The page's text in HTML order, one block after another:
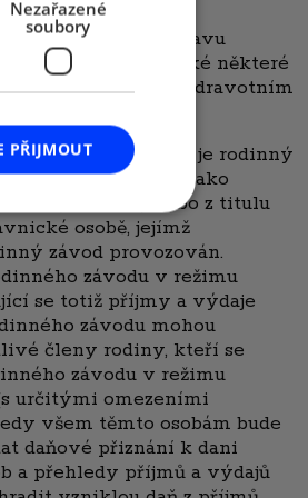
či nevyužít úpravu
vzít v úvahu také některé
vzniku účasti na zdravotním
bude rozhodné, zda je rodinný
rodiny vlastněn jako
(tj. OSVČ) nebo z titulu
osobě, jejímž
závod provozován.
závodu v režimu
se totiž příjmy a výdaje
závodu mohou
členy rodiny, kteří se
závodu v režimu
určitými omezeními
všem těmto osobám bude
daňové přiznání k dani
a přehledy příjmů a výdajů
Nezařazené
soubory
PŘIJMOUT